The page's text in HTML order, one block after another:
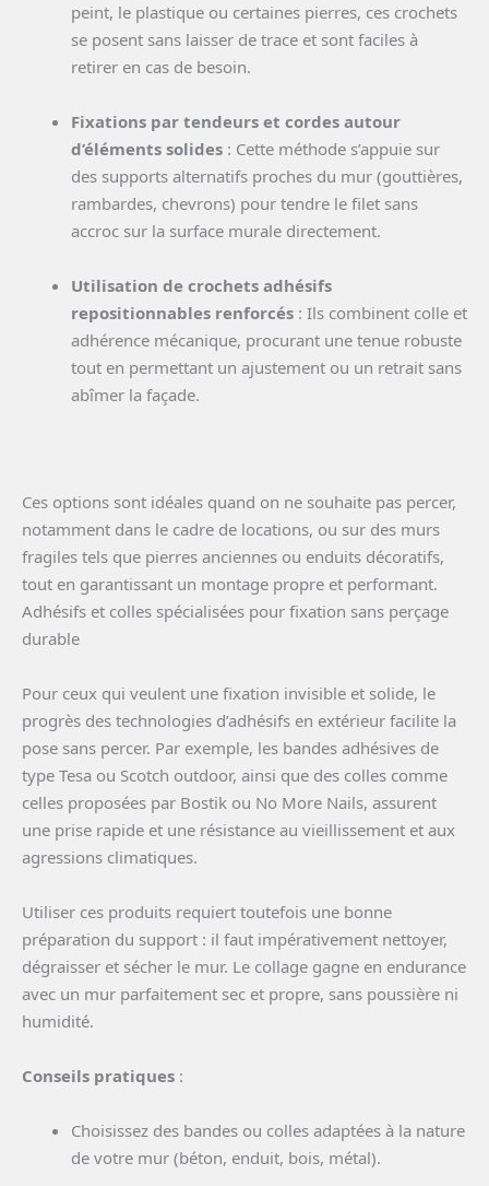
peint, le plastique ou certaines pierres, ces crochets
se posent sans laisser de trace et sont faciles à
retirer en cas de besoin.
Fixations par tendeurs et cordes autour
d’éléments solides : Cette méthode s’appuie sur
des supports alternatifs proches du mur (gouttières,
rambardes, chevrons) pour tendre le filet sans
accroc sur la surface murale directement.
Utilisation de crochets adhésifs
repositionnables renforcés : Ils combinent colle et
adhérence mécanique, procurant une tenue robuste
tout en permettant un ajustement ou un retrait sans
abîmer la façade.
Ces options sont idéales quand on ne souhaite pas percer,
notamment dans le cadre de locations, ou sur des murs
fragiles tels que pierres anciennes ou enduits décoratifs,
tout en garantissant un montage propre et performant.
Adhésifs et colles spécialisées pour fixation sans perçage
durable
Pour ceux qui veulent une fixation invisible et solide, le
progrès des technologies d’adhésifs en extérieur facilite la
pose sans percer. Par exemple, les bandes adhésives de
type Tesa ou Scotch outdoor, ainsi que des colles comme
celles proposées par Bostik ou No More Nails, assurent
une prise rapide et une résistance au vieillissement et aux
agressions climatiques.
Utiliser ces produits requiert toutefois une bonne
préparation du support : il faut impérativement nettoyer,
dégraisser et sécher le mur. Le collage gagne en endurance
avec un mur parfaitement sec et propre, sans poussière ni
humidité.
Conseils pratiques :
Choisissez des bandes ou colles adaptées à la nature
de votre mur (béton, enduit, bois, métal).